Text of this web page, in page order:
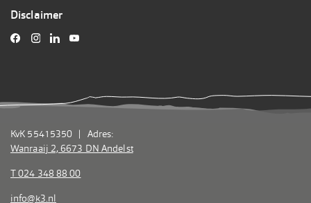
Disclaimer
KvK 55415350 | Adres:
Wanraaij 2, 6673 DN Andelst
T 024 348 88 00
info@k3.nl